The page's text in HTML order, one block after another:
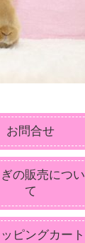
お問合せ
の販売につい
て
ピングカート